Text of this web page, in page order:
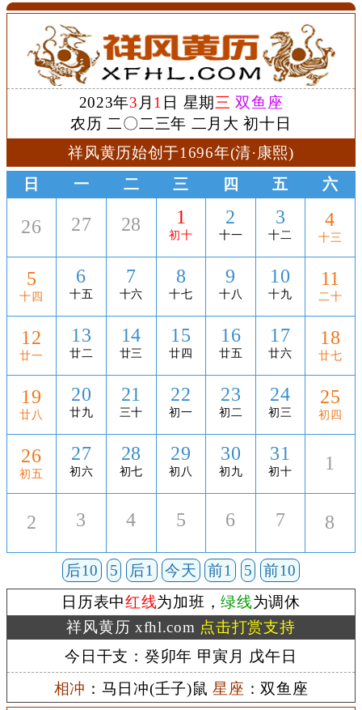
2023年3 月 1 日 星期三 双鱼座
农历 二〇二三年 二月大 初十日
祥风黄历始创于1696年(清·康熙)
日
一 二 三 四 五 六
26 27 28 1
初十
2
十一
3
十二
4
十三
5
十四
6
十五
7
十六
8
十七
9
十八
10
十九
11
二十
12
廿一
13
廿二
14
廿三
15
廿四
16
廿五
17
廿六
18
廿七
19
廿八
20
廿九
21
三十
22
初一
23
初二
24
初三
25
初四
26
初五
27
初六
28
初七
29
初八
30
初九
31
初十 1
2 3 4 5 6 7 8
后10 5 后1 今天 前1 5
前10
日历表中红线为加班，绿线为调休
祥风黄历 xfhl.com 点击打赏支持
今日干支：癸卯年 甲寅月 戊午日
相冲 ：马日冲(壬子)鼠星座 ：双鱼座